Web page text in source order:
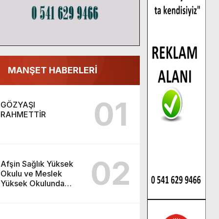
MANŞET HABERLERİ
GÖZYAŞI
RAHMETTİR
01
Afşin Sağlık Yüksek
Okulu ve Meslek
Yüksek Okulunda
02